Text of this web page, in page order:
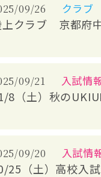
09/26 クラブ
上クラブ 京都府
09/21 入試情
8（土）秋の
09/20 入試情
25（土）高校入